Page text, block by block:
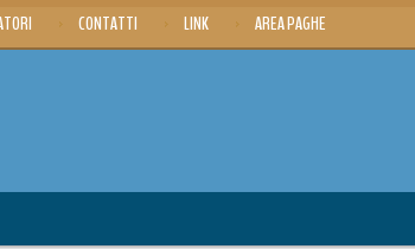
CONTATTI LINK AREA PAGHE